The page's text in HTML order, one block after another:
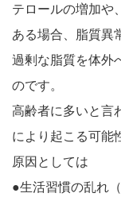
テロールの増加や
ある場合、脂質異
過剰な脂質を体外
のです。
高齢者に多いと言
により起こる可能
原因としては
●生活習慣の乱れ